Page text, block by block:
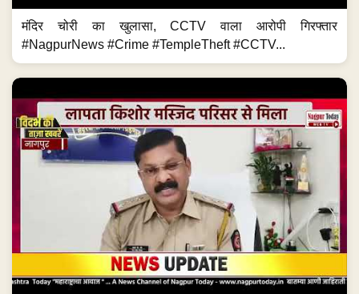
मंदिर चोरी का खुलासा, CCTV वाला आरोपी गिरफ्तार
#NagpurNews #Crime #TempleTheft #CCTV...